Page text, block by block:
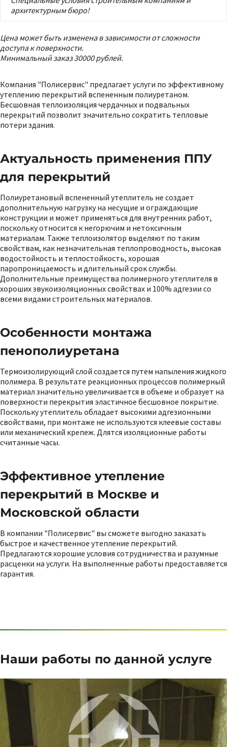
архитектурным бюро!
Цена может быть изменена в зависимости от сложности
доступа к поверхности.
Минимальный заказ 30000 рублей.
Компания "Полисервис" предлагает услуги по эффективному
утеплению перекрытий вспененным полиуретаном.
Бесшовная теплоизоляция чердачных и подвальных
перекрытий позволит значительно сократить тепловые
потери здания.
Актуальность применения ППУ
для перекрытий
Полиуретановый вспененный утеплитель не создает
дополнительную нагрузку на несущие и ограждающие
конструкции и может применяться для внутренних работ,
поскольку относится к негорючим и нетоксичным
материалам. Также теплоизолятор выделяют по таким
свойствам, как незначительная теплопроводность, высокая
водостойкость и теплостойкость, хорошая
паропроницаемость и длительный срок службы.
Дополнительные преимущества полимерного утеплителя в
хороших звукоизоляционных свойствах и 100% адгезии со
всеми видами строительных материалов.
Особенности монтажа
пенополиуретана
Термоизолирующий слой создается путем напыления жидкого
полимера. В результате реакционных процессов полимерный
материал значительно увеличивается в объеме и образует на
поверхности перекрытия эластичное бесшовное покрытие.
Поскольку утеплитель обладает высокими адгезионными
свойствами, при монтаже не используются клеевые составы
или механический крепеж. Длятся изоляционные работы
считанные часы.
Эффективное утепление
перекрытий в Москве и
Московской области
В компании "Полисервис" вы сможете выгодно заказать
быстрое и качественное утепление перекрытий.
Предлагаются хорошие условия сотрудничества и разумные
расценки на услуги. На выполненные работы предоставляется
гарантия.
Наши работы по данной услуге